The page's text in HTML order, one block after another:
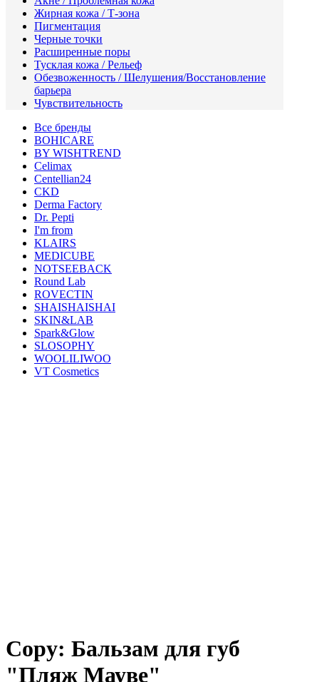
Жирная кожа / Т-зона
Пигментация
Черные точки
Расширенные поры
Тусклая кожа / Рельеф
Обезвоженность / Шелушения/Восстановление
барьера
Чувствительность
Все бренды
BOHICARE
BY WISHTREND
Celimax
Centellian24
CKD
Derma Factory
Dr. Pepti
I'm from
KLAIRS
MEDICUBE
NOTSEEBACK
Round Lab
ROVECTIN
SHAISHAISHAI
SKIN&LAB
Spark&Glow
SLOSOPHY
WOOLILIWOO
VT Cosmetics
Copy: Бальзам для губ
"Пляж Мауве"